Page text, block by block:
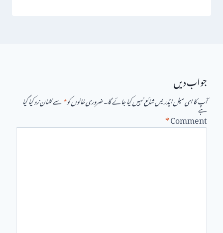
جواب دیں
آپ کا ای میل ایڈریس شائع نہیں کیا جائے گا۔ضروری خانوں کو*سے نشان زد کیا گیا ہے
Comment
*